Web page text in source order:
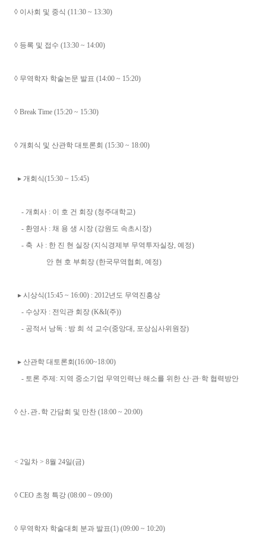
◊ 이사회 및 중식 (11:30 ~ 13:30)
◊ 등록 및 접수 (13:30 ~ 14:00)
◊ 무역학자 학술논문 발표 (14:00 ~ 15:20)
◊ Break Time (15:20 ~ 15:30)
◊ 개회식 및 산관학 대토론회 (15:30 ~ 18:00)
▸ 개회식(15:30 ~ 15:45)
- 개회사 : 이 호 건 회장 (청주대학교)
- 환영사 : 채 용 생 시장 (강원도 속초시장)
- 축 사 : 한 진 현 실장 (지식경제부 무역투자실장, 예정)
안 현 호 부회장 (한국무역협회, 예정)
▸ 시상식(15:45 ~ 16:00) : 2012년도 무역진흥상
- 수상자 : 전익관 회장 (K&I(주))
- 공적서 낭독 : 방 희 석 교수(중앙대, 포상심사위원장)
▸ 산관학 대토론회(16:00~18:00)
- 토론 주제: 지역 중소기업 무역인력난 해소를 위한 산·관·학 협력방안
◊ 산․관․학 간담회 및 만찬 (18:00 ~ 20:00)
< 2일차 > 8월 24일(금)
◊ CEO 초청 특강 (08:00 ~ 09:00)
◊ 무역학자 학술대회 분과 발표(1) (09:00 ~ 10:20)